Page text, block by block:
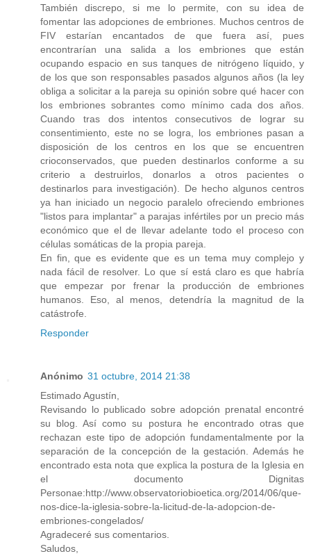
También discrepo, si me lo permite, con su idea de
fomentar las adopciones de embriones. Muchos centros de
FIV estarían encantados de que fuera así, pues
encontrarían una salida a los embriones que están
ocupando espacio en sus tanques de nitrógeno líquido, y
de los que son responsables pasados algunos años (la ley
obliga a solicitar a la pareja su opinión sobre qué hacer con
los embriones sobrantes como mínimo cada dos años.
Cuando tras dos intentos consecutivos de lograr su
consentimiento, este no se logra, los embriones pasan a
disposición de los centros en los que se encuentren
crioconservados, que pueden destinarlos conforme a su
criterio a destruirlos, donarlos a otros pacientes o
destinarlos para investigación). De hecho algunos centros
ya han iniciado un negocio paralelo ofreciendo embriones
"listos para implantar" a parajas infértiles por un precio más
económico que el de llevar adelante todo el proceso con
células somáticas de la propia pareja.
En fin, que es evidente que es un tema muy complejo y
nada fácil de resolver. Lo que sí está claro es que habría
que empezar por frenar la producción de embriones
humanos. Eso, al menos, detendría la magnitud de la
catástrofe.
Responder
Anónimo 31 octubre, 2014 21:38
Estimado Agustín,
Revisando lo publicado sobre adopción prenatal encontré
su blog. Así como su postura he encontrado otras que
rechazan este tipo de adopción fundamentalmente por la
separación de la concepción de la gestación. Además he
encontrado esta nota que explica la postura de la Iglesia en
el documento Dignitas
Personae:http://www.observatoriobioetica.org/2014/06/que-
nos-dice-la-iglesia-sobre-la-licitud-de-la-adopcion-de-
embriones-congelados/
Agradeceré sus comentarios.
Saludos,